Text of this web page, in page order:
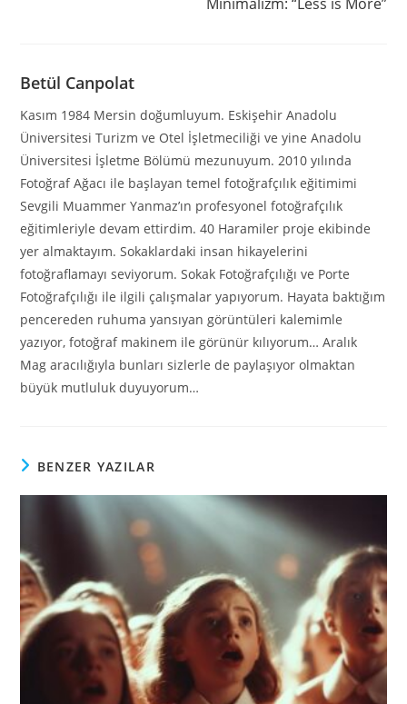
Minimalizm: “Less is More”
Betül Canpolat
Kasım 1984 Mersin doğumluyum. Eskişehir Anadolu
Üniversitesi Turizm ve Otel İşletmeciliği ve yine Anadolu
Üniversitesi İşletme Bölümü mezunuyum. 2010 yılında
Fotoğraf Ağacı ile başlayan temel fotoğrafçılık eğitimimi
Sevgili Muammer Yanmaz’ın profesyonel fotoğrafçılık
eğitimleriyle devam ettirdim. 40 Haramiler proje ekibinde
yer almaktayım. Sokaklardaki insan hikayelerini
fotoğraflamayı seviyorum. Sokak Fotoğrafçılığı ve Porte
Fotoğrafçılığı ile ilgili çalışmalar yapıyorum. Hayata baktığım
pencereden ruhuma yansıyan görüntüleri kalemimle
yazıyor, fotoğraf makinem ile görünür kılıyorum… Aralık
Mag aracılığıyla bunları sizlerle de paylaşıyor olmaktan
büyük mutluluk duyuyorum…
BENZER YAZILAR